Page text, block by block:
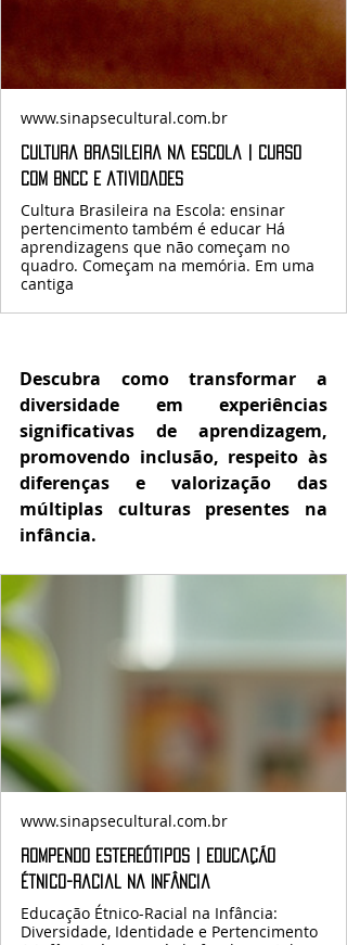
www.sinapsecultural.com.br
Cultura Brasileira na Escola | Curso
com BNCC e atividades
Cultura Brasileira na Escola: ensinar
pertencimento também é educar Há
aprendizagens que não começam no
quadro. Começam na memória. Em uma
cantiga
Descubra como transformar a
diversidade em experiências
significativas de aprendizagem,
promovendo inclusão, respeito às
diferenças e valorização das
múltiplas culturas presentes na
infância.
www.sinapsecultural.com.br
Rompendo Estereótipos | Educação
Étnico-Racial na Infância
Educação Étnico-Racial na Infância:
Diversidade, Identidade e Pertencimento